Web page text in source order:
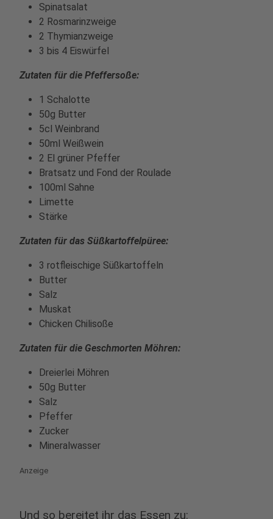
Spinatsalat
2 Rosmarinzweige
2 Thymianzweige
3 bis 4 Eiswürfel
Zutaten für die Pfeffersoße:
1 Schalotte
50g Butter
5cl Weinbrand
50ml Weißwein
2 El grüner Pfeffer
Bratsatz und Fond der Roulade
100ml Sahne
Limette
Stärke
Zutaten für das Süßkartoffelpüree:
3 rotfleischige Süßkartoffeln
Butter
Salz
Muskat
Chicken Chilisoße
Zutaten für die Geschmorten Möhren:
Dreierlei Möhren
50g Butter
Salz
Pfeffer
Zucker
Mineralwasser
Anzeige
Und so bereitet ihr das Essen zu: